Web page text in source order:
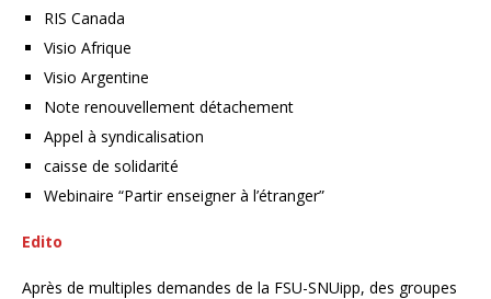
RIS Canada
Visio Afrique
Visio Argentine
Note renouvellement détachement
Appel à syndicalisation
caisse de solidarité
Webinaire “Partir enseigner à l’étranger”
Edito
Après de multiples demandes de la FSU-SNUipp, des groupes